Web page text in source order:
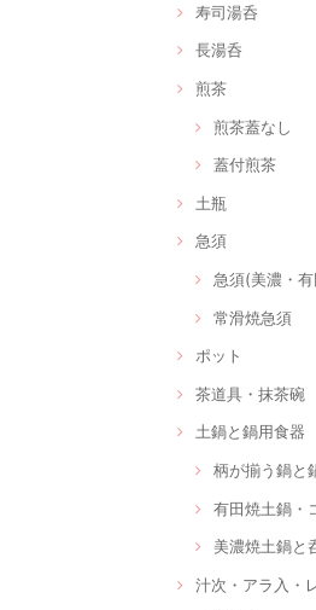
寿司湯呑
長湯呑
煎茶
煎茶蓋なし
蓋付煎茶
土瓶
急須
急須(美濃・
常滑焼急須
ポット
茶道具・抹茶碗
土鍋と鍋用食器
柄が揃う鍋と
有田焼土鍋・
美濃焼土鍋と
汁次・アラ入・